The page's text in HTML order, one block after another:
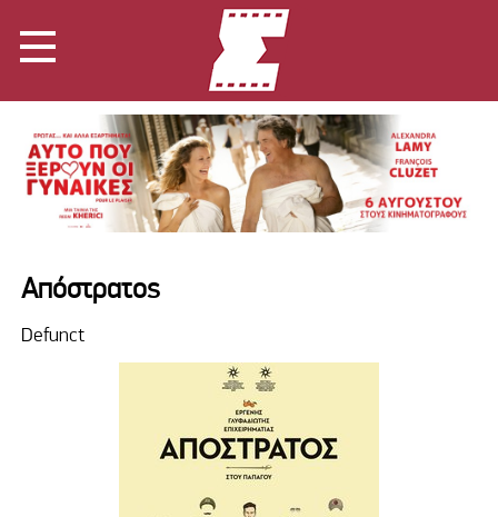
Απόστρατος
Defunct